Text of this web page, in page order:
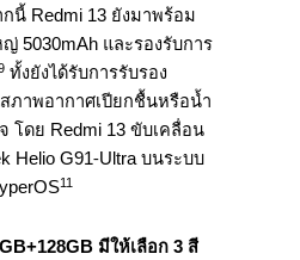
นี้ Redmi 13 ยังมาพร้อม
5030mAh และรองรับการ
ทั้งยังได้รับการรับรอง
ภาพอากาศเปียกชื้นหรือน้ำ
โดย Redmi 13 ขับเคลื่อน
Helio G91-Ultra บนระบบ
11
มีให้เลือก 3 สี